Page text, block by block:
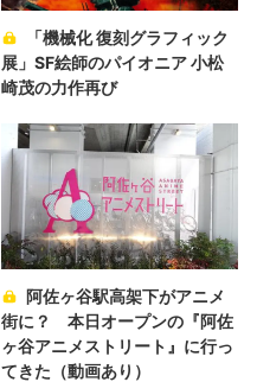
「機械化 復刻グラフィック
展」SF絵師のパイオニア 小松
崎茂の力作再び
阿佐ヶ谷駅高架下がアニメ
街に？ 本日オープンの『阿佐
ヶ谷アニメストリート』に行っ
てきた（動画あり）